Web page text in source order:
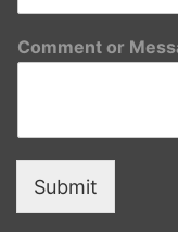
Comment or
Submit